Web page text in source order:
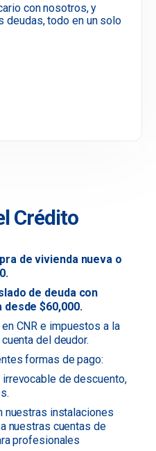
con nosotros, y
deudas, todo en un solo
Crédito
de vivienda nueva o
de deuda con
$60,000.
CNR e impuestos a la
del deudor.
formas de pago:
de descuento,
nuestras instalaciones
nuestras cuentas de
profesionales